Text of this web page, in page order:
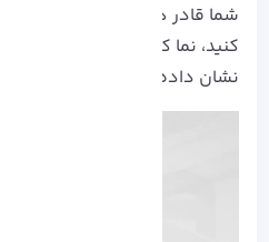
شما قادر هستید تا به راحتی
نشان داده شده است.